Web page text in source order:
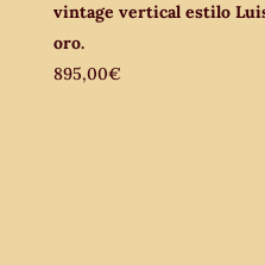
vintage vertical estilo
oro.
895,00€